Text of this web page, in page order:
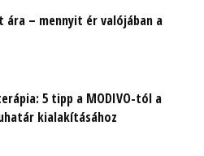
ára – mennyit ér valójában a
5 tipp a MODIVO-tól a
kialakításához